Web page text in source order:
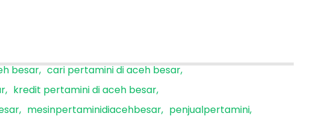
besar cari pertamini di aceh besar
kredit pertamini di aceh besar
mesinpertaminidiacehbesar
penjualpertamini